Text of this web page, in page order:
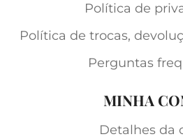
Política de
Política de trocas,
Perguntas
MINHA
Detalhes da